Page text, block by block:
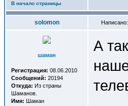
В начало страницы
solomon
шаман
Регистрация: 08.06.2010
Сообщений: 20194
Откуда: Из страны
Шаманов.
Имя: Шаман
А